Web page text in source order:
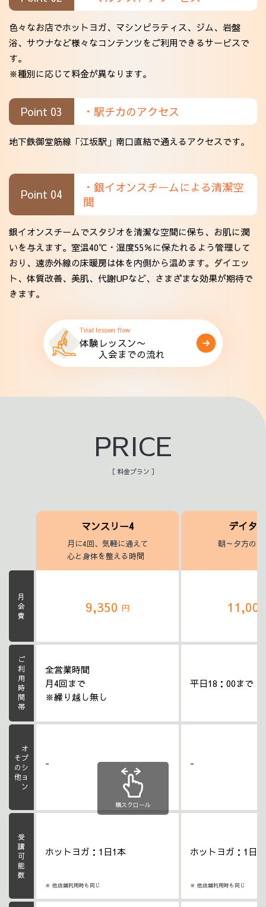
色々なお店でホットヨガ、マシンピラティス、ジム、岩盤
浴、サウナなど様々なコンテンツをご利用できるサービスで
す。
※種別に応じて料金が異なります。
Point 03 ・駅チカのアクセス
地下鉄御堂筋線「江坂駅」南口直結で通えるアクセスです。
Point 04
・銀イオンスチームによる清潔空
間
銀イオンスチームでスタジオを清潔な空間に保ち、お肌に潤
いを与えます。室温40℃・湿度55％に保たれるよう管理して
おり、遠赤外線の床暖房は体を内側から温めます。ダイエッ
ト、体質改善、美肌、代謝UPなど、さまざまな効果が期待で
きます。
Trial lesson flow
体験レッスン〜
入会までの流れ
PRICE
［ 料金プラン ］
マンスリー4
月に4回、気軽に通えて
心と身体を整える時間
デイタ
朝～夕方の
月会費 9,350 円
ご利用時間帯
全営業時間
月4回まで
※繰り越し無し
平日18：00まで
オプション
その他 - -
受講可能数 ホットヨガ：1日1本
※ 他店舗利用時も同じ
ホットヨガ：1日1
※ 他店舗利用時も同じ
横スクロール